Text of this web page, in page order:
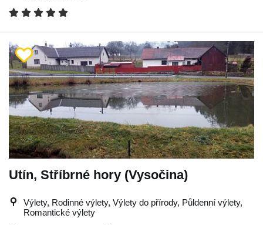
Utín, Stříbrné hory (Vysočina)
Výlety, Rodinné výlety, Výlety do přírody, Půldenní výlety,
Romantické výlety